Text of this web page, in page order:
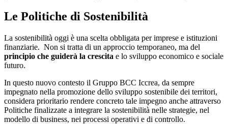
Le Politiche di Sostenibilità
La sostenibilità oggi è una scelta obbligata per imprese e istituzioni
finanziarie. Non si tratta di un approccio temporaneo, ma del
principio che guiderà la crescita e lo sviluppo economico e sociale
futuro.
In questo nuovo contesto il Gruppo BCC Iccrea, da sempre
impegnato nella promozione dello sviluppo sostenibile dei territori,
considera prioritario rendere concreto tale impegno anche attraverso
Politiche finalizzate a integrare la sostenibilità nelle strategie, nel
modello di business, nei processi operativi e di controllo.